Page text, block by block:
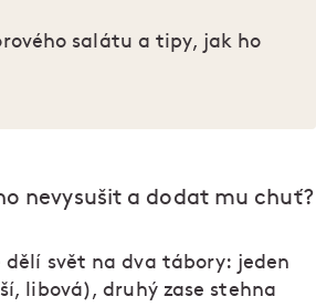
salátu a tipy, jak ho
nevysušit a dodat mu chuť?
dělí svět na dva tábory: jeden
libová), druhý zase stehna